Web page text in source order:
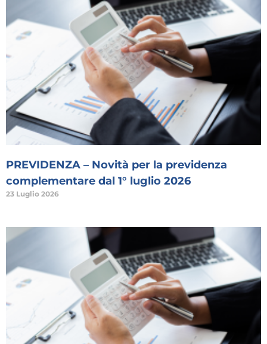
PREVIDENZA – Novità per la previdenza
complementare dal 1° luglio 2026
23 Luglio 2026